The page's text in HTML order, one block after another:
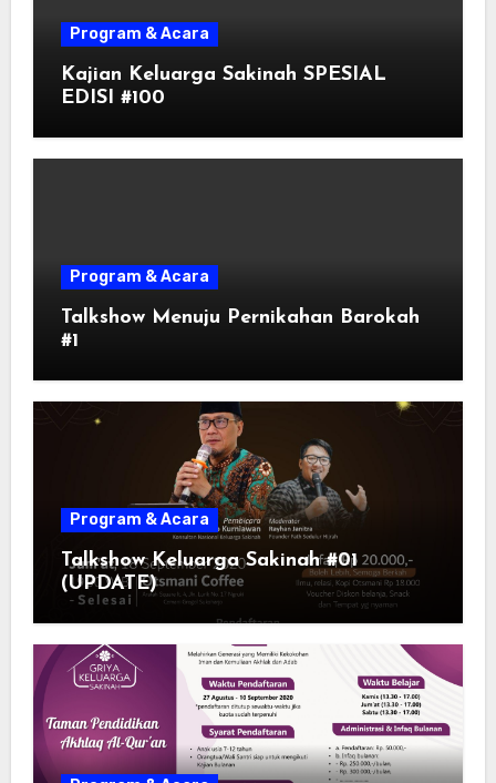
Program & Acara
Kajian Keluarga Sakinah SPESIAL
EDISI #100
Program & Acara
Talkshow Menuju Pernikahan Barokah
#1
Program & Acara
Talkshow Keluarga Sakinah #01
(UPDATE)